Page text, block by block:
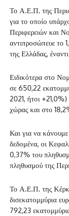
Το Α.Ε.Π. της
για το οποίο
Περιφερειών και
αντιπροσώπευε το
της Ελλάδας,
Ειδικότερα στο
σε 650,22
2021, ήτοι
χώρας και στο
Και για να
δεδομένα, οι
0,37% του
πληθυσμού της
Το Α.Ε.Π. της
δισεκατομμύρια
792,23